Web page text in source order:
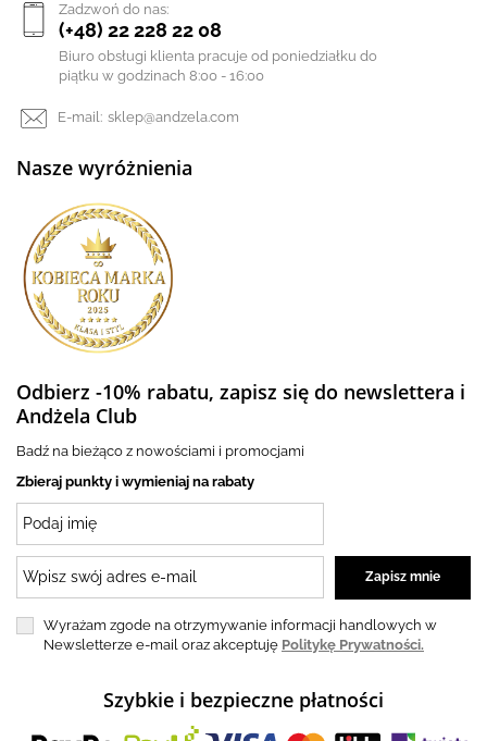
Zadzwoń do nas:
(+48) 22 228 22 08
Biuro obsługi klienta pracuje od poniedziałku do
piątku w godzinach 8:00 - 16:00
E-mail: sklep@andzela.com
Nasze wyróżnienia
Odbierz -10% rabatu, zapisz się do newslettera i
Andżela Club
Badź na bieżąco z nowościami i promocjami
Zbieraj punkty i wymieniaj na rabaty
Wyrażam zgode na otrzymywanie informacji handlowych w
Newsletterze e-mail oraz akceptuję Politykę Prywatności.
Szybkie i bezpieczne płatności